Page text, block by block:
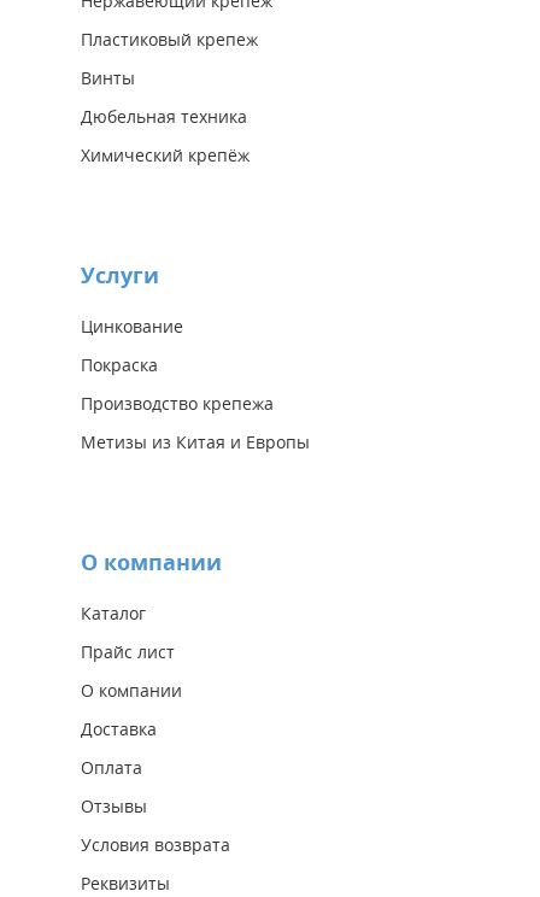
Пластиковый крепеж
Винты
Дюбельная техника
Химический крепёж
Услуги
Цинкование
Покраска
Производство крепежа
Метизы из Китая и Европы
О компании
Каталог
Прайс лист
О компании
Доставка
Оплата
Отзывы
Условия возврата
Реквизиты